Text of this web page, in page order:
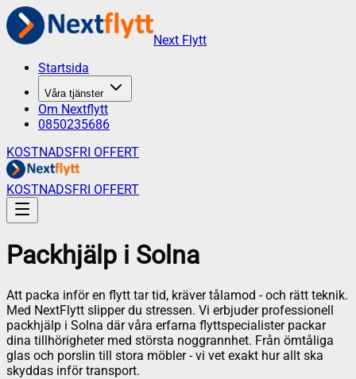
Next Flytt
Startsida
Våra tjänster
Om Nextflytt
0850235686
KOSTNADSFRI OFFERT
KOSTNADSFRI OFFERT
Packhjälp i Solna
Att packa inför en flytt tar tid, kräver tålamod - och rätt teknik.
Med NextFlytt slipper du stressen. Vi erbjuder professionell
packhjälp i Solna där våra erfarna flyttspecialister packar
dina tillhörigheter med största noggrannhet. Från ömtåliga
glas och porslin till stora möbler - vi vet exakt hur allt ska
skyddas inför transport.